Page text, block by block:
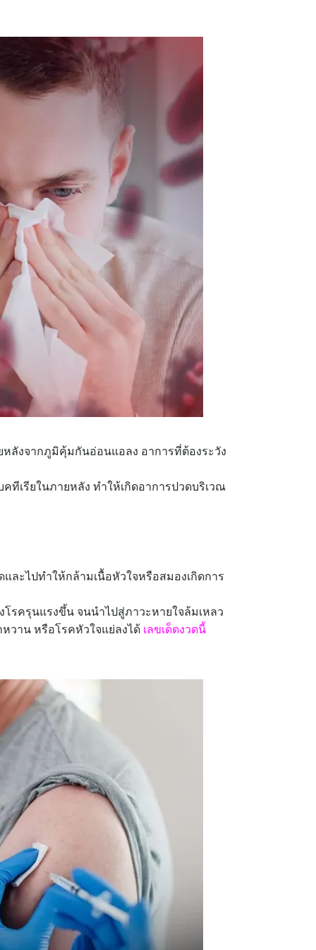
ลังจากภูมิคุ้มกันอ่อนแอลง อาการที่ต้องระวัง
ทีเรียในภายหลัง ทำให้เกิดอาการปวดบริเวณ
ละไปทำให้กล้ามเนื้อหัวใจหรือสมองเกิดการ
รครุนแรงขึ้น จนนำไปสู่ภาวะหายใจล้มเหลว
วาน หรือโรคหัวใจแย่ลงได้ เลขเด็ดงวดนี้